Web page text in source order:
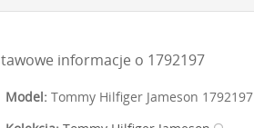
informacje o 1792197
Model: Tommy Hilfiger Jameson 1792197